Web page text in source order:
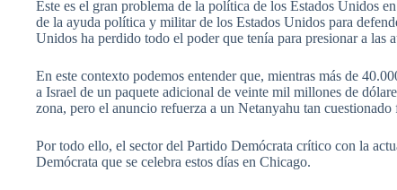
Éste es el gran problema de la política de los Estados Unidos
de la ayuda política y militar de los Estados Unidos para
Unidos ha perdido todo el poder que tenía para presionar a las
En este contexto podemos entender que, mientras más de
a Israel de un paquete adicional de veinte mil millones de
zona, pero el anuncio refuerza a un Netanyahu tan
Por todo ello, el sector del Partido Demócrata crítico con la
Demócrata que se celebra estos días en Chicago.